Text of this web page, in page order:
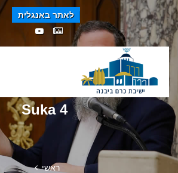
לאתר באנגלית
Suka 4
ראשי